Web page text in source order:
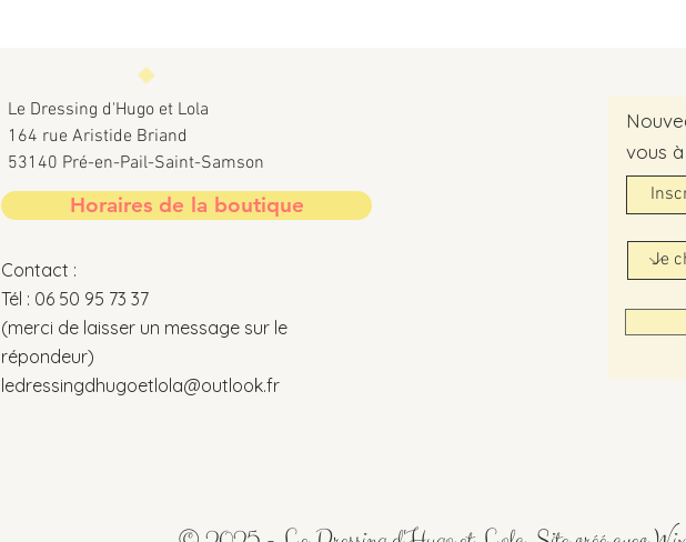
Le Dressing d'Hugo et Lola
164 rue Aristide Briand
53140 Pré-en-Pail-Saint-Samson
Horaires de la boutique
Contact :
Tél : 06 50 95 73 37
(merci de laisser un message sur le
répondeur)
ledressingdhugoetlola@outlook.fr
vous